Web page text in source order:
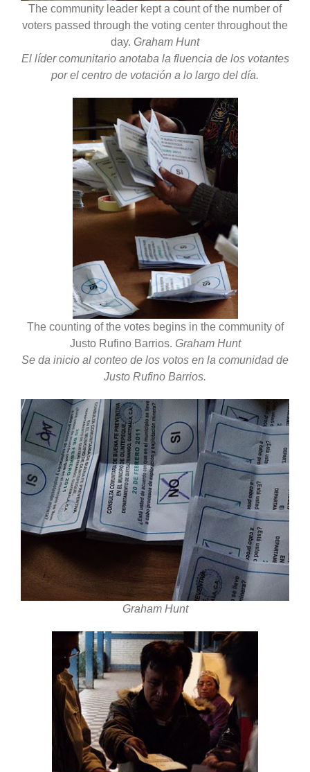
The community leader kept a count of the number of
voters passed through the voting center throughout the
day. Graham Hunt
El líder comunitario anotaba la fluencia de los votantes
por el centro de votación a lo largo del día.
The counting of the votes begins in the community of
Justo Rufino Barrios. Graham Hunt
Se da inicio al conteo de los votos en la comunidad de
Justo Rufino Barrios.
Graham Hunt